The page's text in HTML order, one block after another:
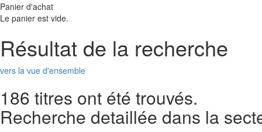
Panier d'achat
Le panier est vide.
Résultat de la recherche
vers la vue d'ensemble
186 titres ont été trouvés.
Recherche detaillée dans la